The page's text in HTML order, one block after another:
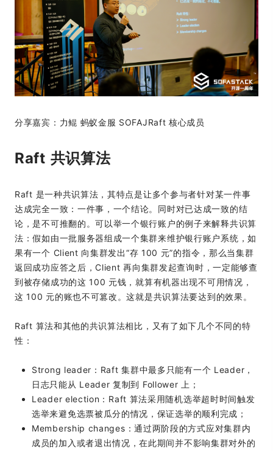
分享嘉宾：力鲲 蚂蚁金服 SOFAJRaft 核心成员
Raft 共识算法
Raft 是一种共识算法，其特点是让多个参与者针对某一件事
达成完全一致：一件事，一个结论。同时对已达成一致的结
论，是不可推翻的。可以举一个银行账户的例子来解释共识算
法：假如由一批服务器组成一个集群来维护银行账户系统，如
果有一个 Client 向集群发出“存 100 元”的指令，那么当集群
返回成功应答之后，Client 再向集群发起查询时，一定能够查
到被存储成功的这 100 元钱，就算有机器出现不可用情况，
这 100 元的账也不可篡改。这就是共识算法要达到的效果。
Raft 算法和其他的共识算法相比，又有了如下几个不同的特
性：
Strong leader：Raft 集群中最多只能有一个 Leader，
日志只能从 Leader 复制到 Follower 上；
Leader election：Raft 算法采用随机选举超时时间触发
选举来避免选票被瓜分的情况，保证选举的顺利完成；
Membership changes：通过两阶段的方式应对集群内
成员的加入或者退出情况，在此期间并不影响集群对外的